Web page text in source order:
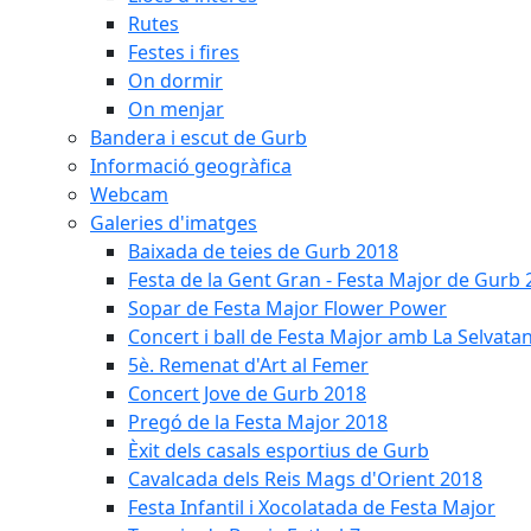
Rutes
Festes i fires
On dormir
On menjar
Bandera i escut de Gurb
Informació geogràfica
Webcam
Galeries d'imatges
Baixada de teies de Gurb 2018
Festa de la Gent Gran - Festa Major de Gurb
Sopar de Festa Major Flower Power
Concert i ball de Festa Major amb La
5è. Remenat d'Art al Femer
Concert Jove de Gurb 2018
Pregó de la Festa Major 2018
Èxit dels casals esportius de Gurb
Cavalcada dels Reis Mags d'Orient 2018
Festa Infantil i Xocolatada de Festa Major